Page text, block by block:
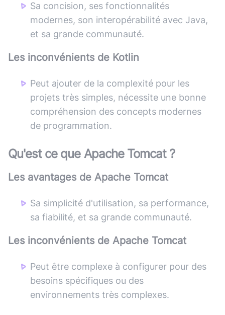
Sa concision, ses fonctionnalités
modernes, son interopérabilité avec Java,
et sa grande communauté.
Les inconvénients de Kotlin
Peut ajouter de la complexité pour les
projets très simples, nécessite une bonne
compréhension des concepts modernes
de programmation.
Qu'est ce que Apache Tomcat?
Les avantages de Apache Tomcat
Sa simplicité d'utilisation, sa performance,
sa fiabilité, et sa grande communauté.
Les inconvénients de Apache Tomcat
Peut être complexe à configurer pour des
besoins spécifiques ou des
environnements très complexes.